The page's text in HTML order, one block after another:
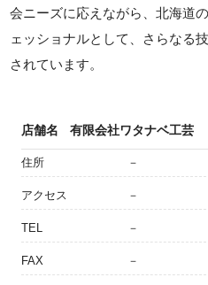
会ニーズに応えながら、北海道
ェッショナルとして、さらなる
されています。
店舗名 有限会社ワタナベ工芸
住所 －
アクセス －
TEL －
FAX －